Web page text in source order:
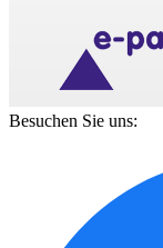
Besuchen Sie uns: